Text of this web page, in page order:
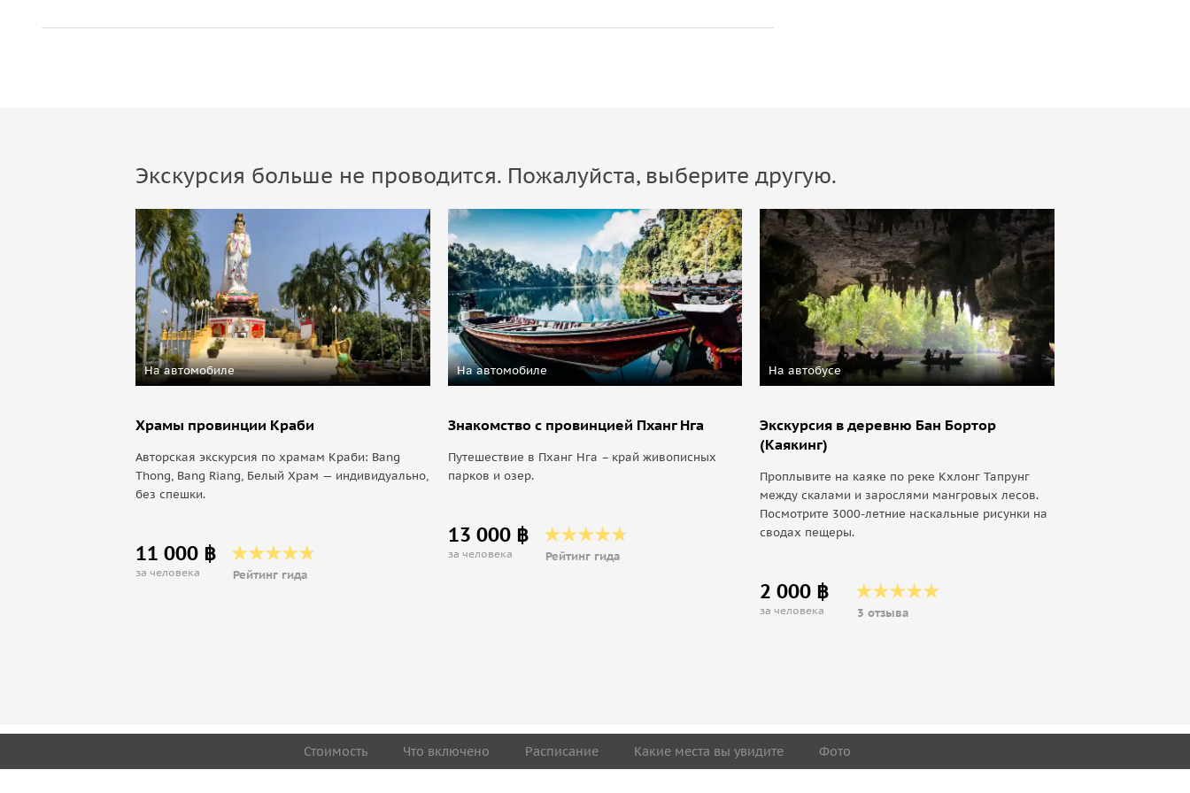
равнодушными.
14:30 Купание в Изумрудном озере; посещение голубого озера
16:00 Трансфер в отель
Экскурсия больше не проводится. Пожалуйста, выберите другую.
На автомобиле
Храмы провинции Краби
Авторская экскурсия по храмам Краби: Bang
Thong, Bang Riang, Белый Храм — индивидуально,
без спешки.
11 000 ฿
за человека Рейтинг гида
На автомобиле
Знакомство с провинцией Пханг Нга
Путешествие в Пханг Нга – край живописных
парков и озер.
13 000 ฿
за человека Рейтинг гида
На автобусе
Экскурсия в деревню Бан Бортор
(Каякинг)
Проплывите на каяке по реке Кхлонг Тапрунг
между скалами и зарослями мангровых лесов.
Посмотрите 3000-летние наскальные рисунки на
сводах пещеры.
2 000 ฿
за человека 3 отзыва
Стоимость Что включено Расписание Какие места вы увидите Фото